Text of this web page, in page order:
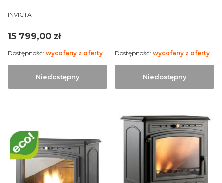
PRODUCENT
INVICTA
Cena
15 799,00 zł
Niedostępny
Dostępność: wycofany z oferty
Niedostępny
Dostępność: wycofany z oferty